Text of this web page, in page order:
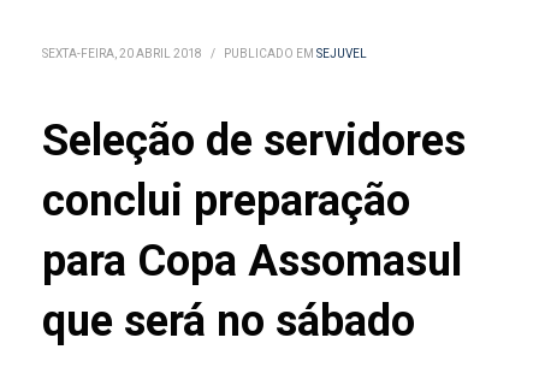
SEXTA-FEIRA, 20 ABRIL 2018 / PUBLICADO EM SEJUVEL
Seleção de servidores
conclui preparação
para Copa Assomasul
que será no sábado